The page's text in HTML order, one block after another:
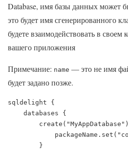
Database, имя базы данных может
это будет имя сгенерированного
будете взаимодействовать в своем
вашего приложения
Примечание: name — это не имя
будет задано позже.
sqldelight {